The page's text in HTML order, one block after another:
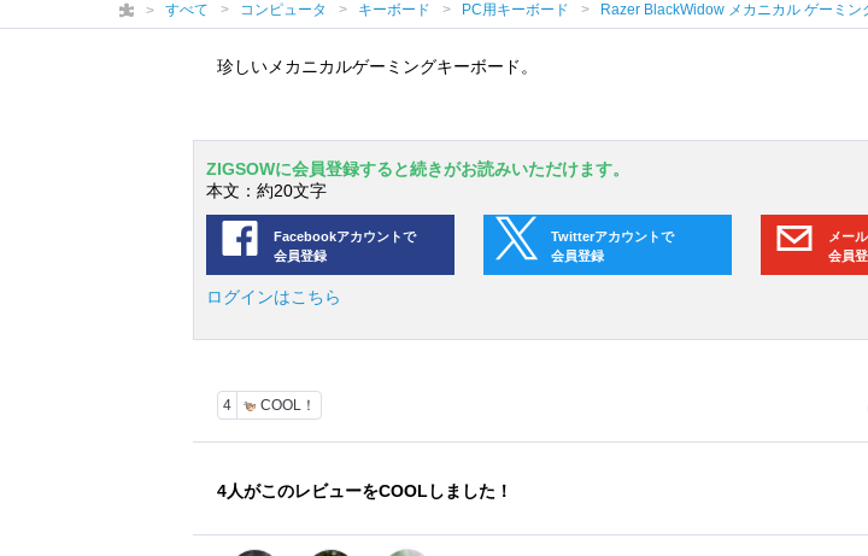
すべて コンピュータ キーボード PC用キーボード Razer BlackWidow メカニカル ゲーミ
珍しいメカニカルゲーミングキーボード。
ZIGSOWに会員登録すると続きがお読みいただけます。
本文：約20文字
Facebookアカウントで
会員登録
Twitterアカウントで
会員登録
メー
会員
ログインはこちら
4 COOL！
4人がこのレビューをCOOLしました！